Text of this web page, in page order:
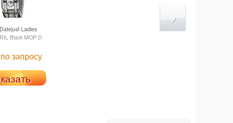
Ladies
Black MOP D
запросу